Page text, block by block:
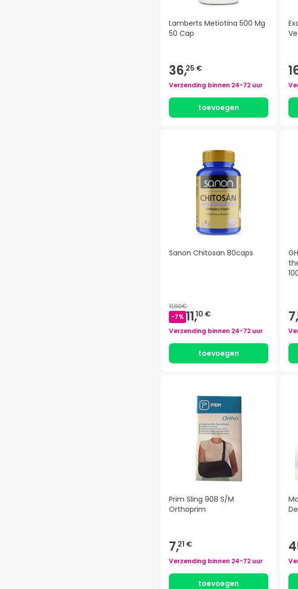
Lamberts Metiotina 500 Mg
50 Cap
36,25 €
Verzending binnen 24-72 uur
toevoegen
Sanon Chitosan 80caps
11,90€
-7% 11,10 €
Verzending binnen 24-72 uur
toevoegen
7,
Prim Sling 908 S/M
Orthoprim
7,21 €
Verzending binnen 24-72 uur
toevoegen